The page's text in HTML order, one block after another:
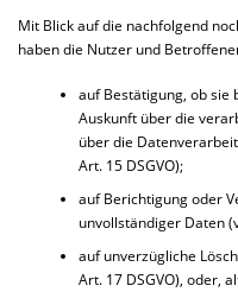
Mit Blick auf die nachfolgend
haben die Nutzer und
auf Bestätigung, ob
Auskunft über die
über die
Art. 15 DSGVO);
auf Berichtigung oder
unvollständiger Daten
auf unverzügliche
Art. 17 DSGVO), oder,